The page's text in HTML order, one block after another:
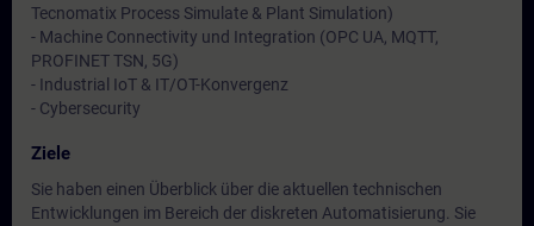
Tecnomatix Process Simulate & Plant Simulation)
- Machine Connectivity und Integration (OPC UA, MQTT,
PROFINET TSN, 5G)
- Industrial IoT & IT/OT-Konvergenz
- Cybersecurity
Ziele
Sie haben einen Überblick über die aktuellen technischen
Entwicklungen im Bereich der diskreten Automatisierung. Sie